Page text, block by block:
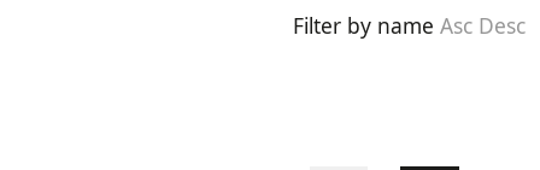
Filter by name Asc Desc